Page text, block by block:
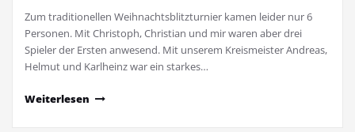
Zum traditionellen Weihnachtsblitzturnier kamen leider nur 6
Personen. Mit Christoph, Christian und mir waren aber drei
Spieler der Ersten anwesend. Mit unserem Kreismeister Andreas,
Helmut und Karlheinz war ein starkes…
Weiterlesen